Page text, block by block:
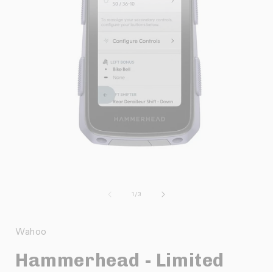
fenêtre
1 /de
3
Wahoo
Hammerhead - Limited